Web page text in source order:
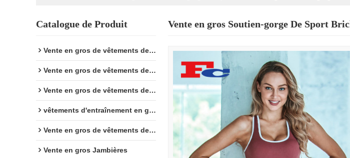
Yoga Nouvelles Nous Contacter FAQ
Catalogue de Produit
Vente en gros de vêtements de fitness
Vente en gros de vêtements de sport
Vente en gros de vêtements de yoga
vêtements d'entraînement en gros
Vente en gros de vêtements de sport
Vente en gros Jambières
Vente en gros Soutien-gorge De Sport